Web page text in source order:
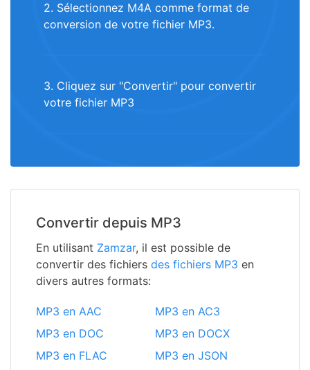
2. Sélectionnez M4A comme format de
conversion de votre fichier MP3.
3. Cliquez sur "Convertir" pour convertir
votre fichier MP3
Convertir depuis MP3
En utilisant Zamzar, il est possible de
convertir des fichiers des fichiers MP3 en
divers autres formats:
MP3 en AAC
MP3 en AC3
MP3 en DOC
MP3 en DOCX
MP3 en FLAC
MP3 en JSON